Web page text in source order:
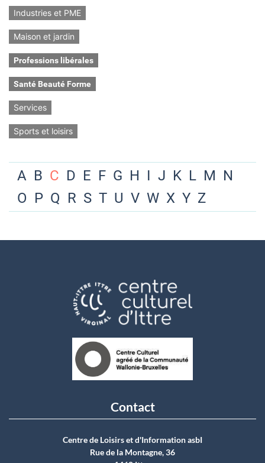
Industries et PME
Maison et jardin
Professions libérales
Santé Beauté Forme
Services
Sports et loisirs
A B C D E F G H I J K L M N
O P Q R S T U V W X Y Z
Contact
Centre de Loisirs et d'Information asbI
Rue de la Montagne, 36